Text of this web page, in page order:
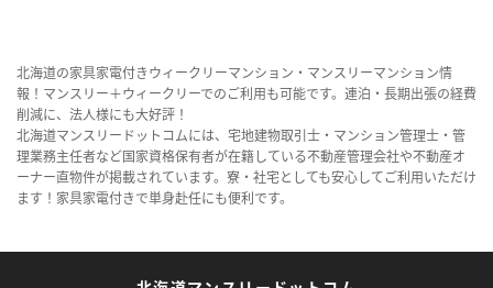
北海道の家具家電付きウィークリーマンション・マンスリーマンション情
報！マンスリー＋ウィークリーでのご利用も可能です。連泊・長期出張の経費
削減に、法人様にも大好評！
北海道マンスリードットコムには、宅地建物取引士・マンション管理士・管
理業務主任者など国家資格保有者が在籍している不動産管理会社や不動産オ
ーナー直物件が掲載されています。寮・社宅としても安心してご利用いただけ
ます！家具家電付きで単身赴任にも便利です。